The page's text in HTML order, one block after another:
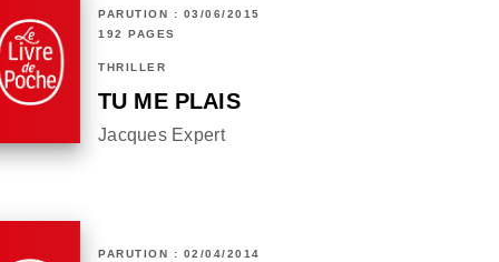
PARUTION : 03/06/2015
192 PAGES
THRILLER
TU ME PLAIS
Jacques Expert
PARUTION : 02/04/2014